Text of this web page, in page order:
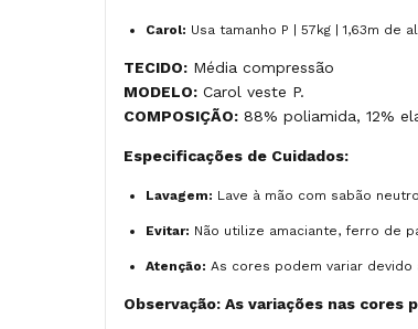
Carol: Usa tamanho P | 57kg | 1,63m
TECIDO: Média compressão
MODELO: Carol veste P.
COMPOSIÇÃO: 88% poliamida, 12%
Especificações de Cuidados:
Lavagem: Lave à mão com sabão
Evitar: Não utilize amaciante, ferro de
Atenção: As cores podem variar
Observação: As variações nas